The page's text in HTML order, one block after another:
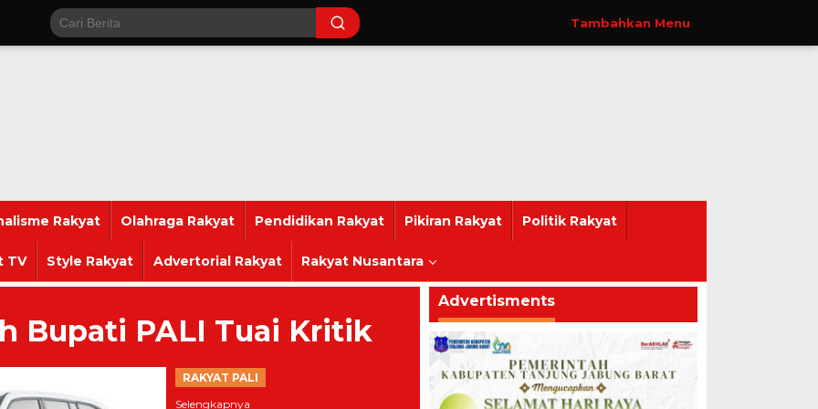
Tambahkan Menu
Rakyat Olahraga Rakyat Pendidikan Rakyat Pikiran Rakyat Politik Rakyat
TV Style Rakyat Advertorial Rakyat Rakyat Nusantara
Bupati PALI Tuai Kritik
RAKYAT PALI
Selengkapnya
Advertisments